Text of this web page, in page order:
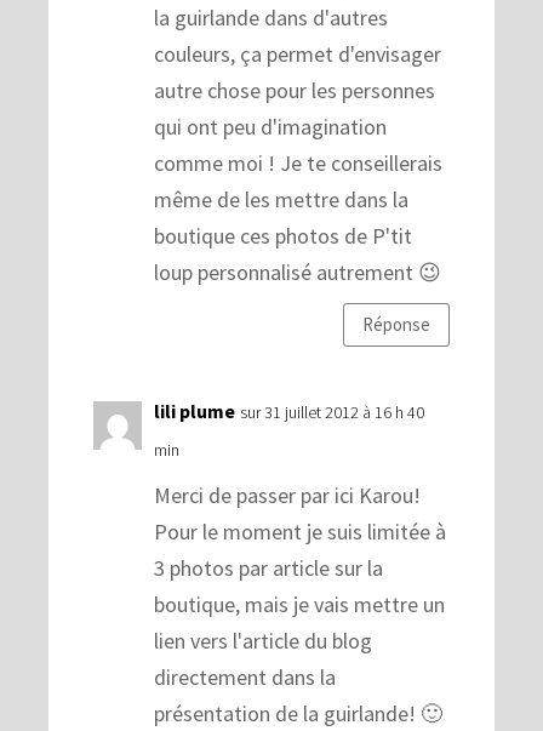
la guirlande dans d'autres
couleurs, ça permet d'envisager
autre chose pour les personnes
qui ont peu d'imagination
comme moi ! Je te conseillerais
même de les mettre dans la
boutique ces photos de P'tit
loup personnalisé autrement 😉
Réponse
lili plume sur 31 juillet 2012 à 16 h 40
min
Merci de passer par ici Karou!
Pour le moment je suis limitée à
3 photos par article sur la
boutique, mais je vais mettre un
lien vers l'article du blog
directement dans la
présentation de la guirlande! 🙂